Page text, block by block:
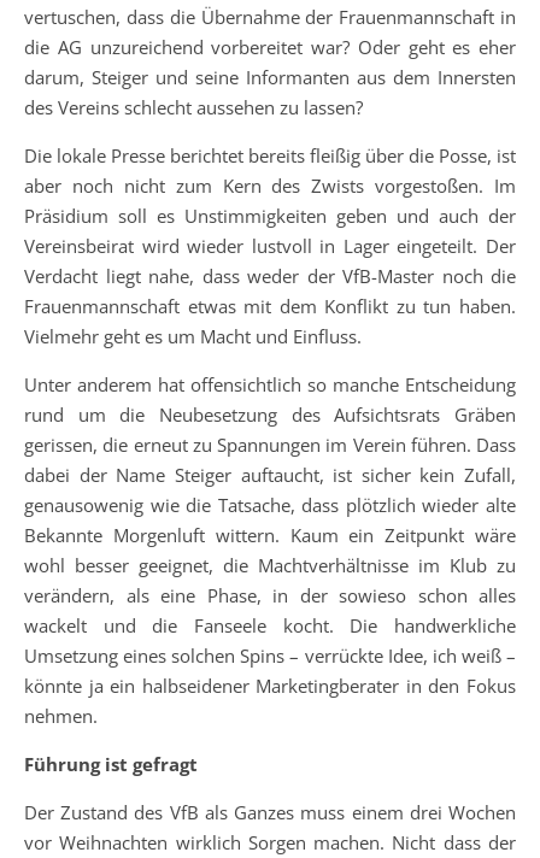
vertuschen, dass die Übernahme der Frauenmannschaft in
die AG unzureichend vorbereitet war? Oder geht es eher
darum, Steiger und seine Informanten aus dem Innersten
des Vereins schlecht aussehen zu lassen?
Die lokale Presse berichtet bereits fleißig über die Posse, ist
aber noch nicht zum Kern des Zwists vorgestoßen. Im
Präsidium soll es Unstimmigkeiten geben und auch der
Vereinsbeirat wird wieder lustvoll in Lager eingeteilt. Der
Verdacht liegt nahe, dass weder der VfB-Master noch die
Frauenmannschaft etwas mit dem Konflikt zu tun haben.
Vielmehr geht es um Macht und Einfluss.
Unter anderem hat offensichtlich so manche Entscheidung
rund um die Neubesetzung des Aufsichtsrats Gräben
gerissen, die erneut zu Spannungen im Verein führen. Dass
dabei der Name Steiger auftaucht, ist sicher kein Zufall,
genausowenig wie die Tatsache, dass plötzlich wieder alte
Bekannte Morgenluft wittern. Kaum ein Zeitpunkt wäre
wohl besser geeignet, die Machtverhältnisse im Klub zu
verändern, als eine Phase, in der sowieso schon alles
wackelt und die Fanseele kocht. Die handwerkliche
Umsetzung eines solchen Spins – verrückte Idee, ich weiß –
könnte ja ein halbseidener Marketingberater in den Fokus
nehmen.
Führung ist gefragt
Der Zustand des VfB als Ganzes muss einem drei Wochen
vor Weihnachten wirklich Sorgen machen. Nicht dass der